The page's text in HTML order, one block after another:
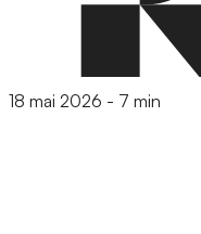
18 mai 2026 - 7 min